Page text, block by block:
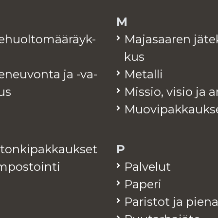
ja -va­
M
Ma­ja­saa­ren
kus
Me­tal­li
Mis­sio, visio ja
P
Pal­ve­lut
Pa­pe­ri
Pa­ris­tot ja